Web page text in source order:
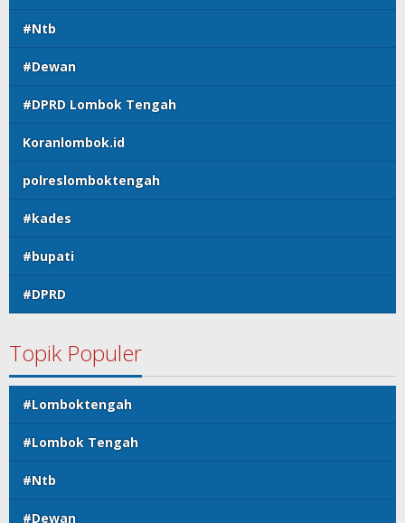
#Ntb
#Dewan
#DPRD Lombok Tengah
Koranlombok.id
polreslomboktengah
#kades
#bupati
#DPRD
Topik Populer
#Lomboktengah
#Lombok Tengah
#Ntb
#Dewan